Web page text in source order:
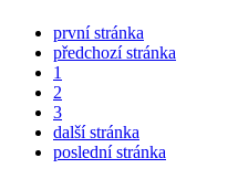
první stránka
předchozí stránka
1
2
3
další stránka
poslední stránka